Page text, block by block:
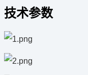
技术参数